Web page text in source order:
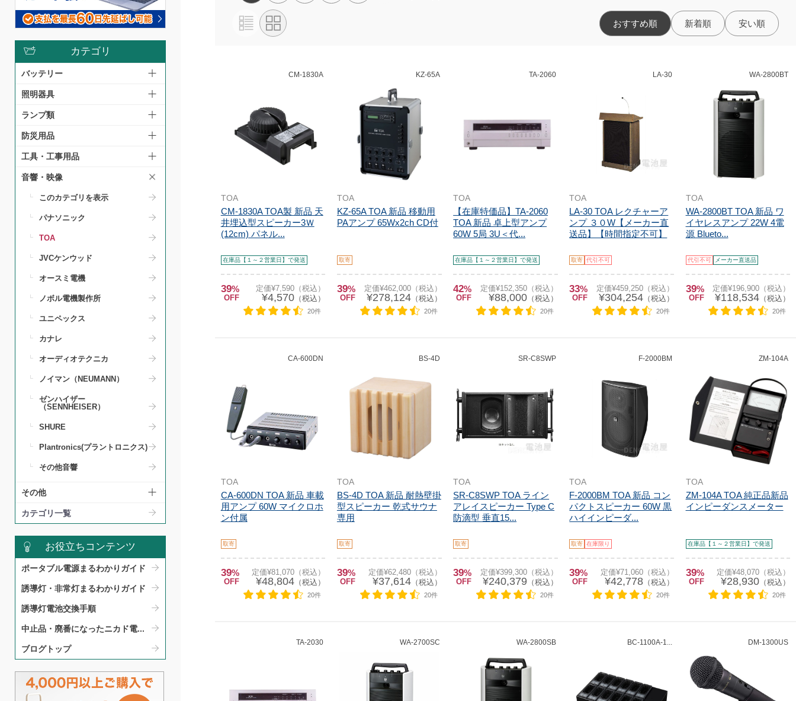
カテゴリ
バッテリー
照明器具
ランプ類
防災用品
工具・工事用品
音響・映像
このカテゴリを表示
パナソニック
TOA
JVCケンウッド
オースミ電機
ノボル電機製作所
ユニペックス
カナレ
オーディオテクニカ
ノイマン（NEUMANN）
ゼンハイザー
（SENNHEISER）
SHURE
Plantronics(プラントロニクス)
その他音響
その他
カテゴリ一覧
お役立ちコンテンツ
ポータブル電源まるわかりガイド​
誘導灯・非常灯まるわかりガイド​
誘導灯電池交換手順​
中止品・廃番になったニカド電...
ブログトップ
おすすめ順 新着順 安い順
CM-1830A
TOA
CM-1830A TOA製 新品 天
井埋込型スピーカー3Ｗ
(12cm) パネル...
在庫品【１～２営業日】で発送
39%
OFF
定価¥7,590（税込）
¥4,570 （税込）
20件
KZ-65A
TOA
KZ-65A TOA 新品 移動用
PAアンプ 65Wx2ch CD付
取寄
39%
OFF
定価¥462,000（税込）
¥278,124（税込）
20件
TA-2060
TOA
【在庫特価品】TA-2060
TOA 新品 卓上型アンプ
60W 5局 3U＜代...
在庫品【１～２営業日】で発送
42%
OFF
定価¥152,350（税込）
¥88,000（税込）
20件
LA-30
TOA
LA-30 TOA レクチャーア
ンプ ３０W【メーカー直
送品】【時間指定不可】
取寄 代引不可
33%
OFF
定価¥459,250（税込）
¥304,254（税込）
20件
WA-2800BT
TOA
WA-2800BT TOA 新品 ワ
イヤレスアンプ 22W 4電
源 Blueto...
代引不可 メーカー直送品
39%
OFF
定価¥196,900（税込）
¥118,534 （税込）
20件
CA-600DN
TOA
CA-600DN TOA 新品 車載
用アンプ 60W マイクロホ
ン付属
取寄
39%
OFF
定価¥81,070（税込）
¥48,804 （税込）
20件
BS-4D
TOA
BS-4D TOA 新品 耐熱壁掛
型スピーカー 乾式サウナ
専用
取寄
39%
OFF
定価¥62,480（税込）
¥37,614（税込）
20件
SR-C8SWP
TOA
SR-C8SWP TOA ライン
アレイスピーカー Type C
防滴型 垂直15...
取寄
39%
OFF
定価¥399,300（税込）
¥240,379 （税込）
20件
F-2000BM
TOA
F-2000BM TOA 新品 コン
パクトスピーカー 60W 黒
ハイインピーダ...
取寄 在庫限り
39%
OFF
定価¥71,060（税込）
¥42,778（税込）
20件
ZM-104A
TOA
ZM-104A TOA 純正品新品
インピーダンスメーター
在庫品【１～２営業日】で発送
39%
OFF
定価¥48,070（税込）
¥28,930 （税込）
20件
TA-2030 WA-2700SC WA-2800SB BC-1100A-1... DM-1300US